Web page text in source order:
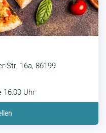
Str. 16a, 86199
16:00 Uhr